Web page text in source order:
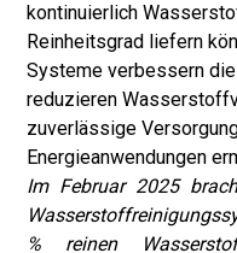
kontinuierlich
Reinheitsgrad liefern
Systeme verbessern
reduzieren
zuverlässige
Energieanwendungen
Im Februar 2025
% reinen